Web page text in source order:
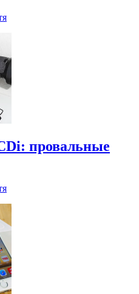
провальные